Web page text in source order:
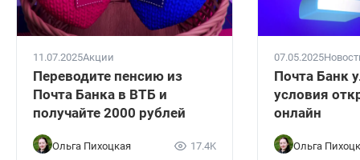
11.07.2025Акции
Переводите пенсию из
Почта Банка в ВТБ и
получайте 2000 рублей
Ольга Пихоцкая 17.4K
07.05.2025
Почта Банк
условия
онлайн
Ольга